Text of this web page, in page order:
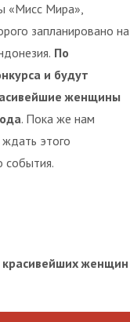
«Мисс Мира»,
запланировано на
По
и будут
женщины
. Пока же нам
этого
события.
красивейших женщин